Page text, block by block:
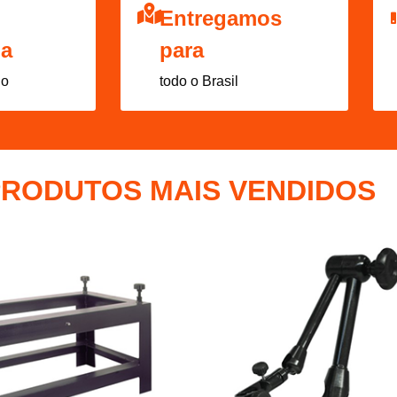
Entregamos
para
todo o Brasil
MAIS VENDIDOS